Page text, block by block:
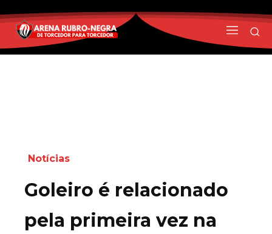
Notícias
Goleiro é relacionado
pela primeira vez na